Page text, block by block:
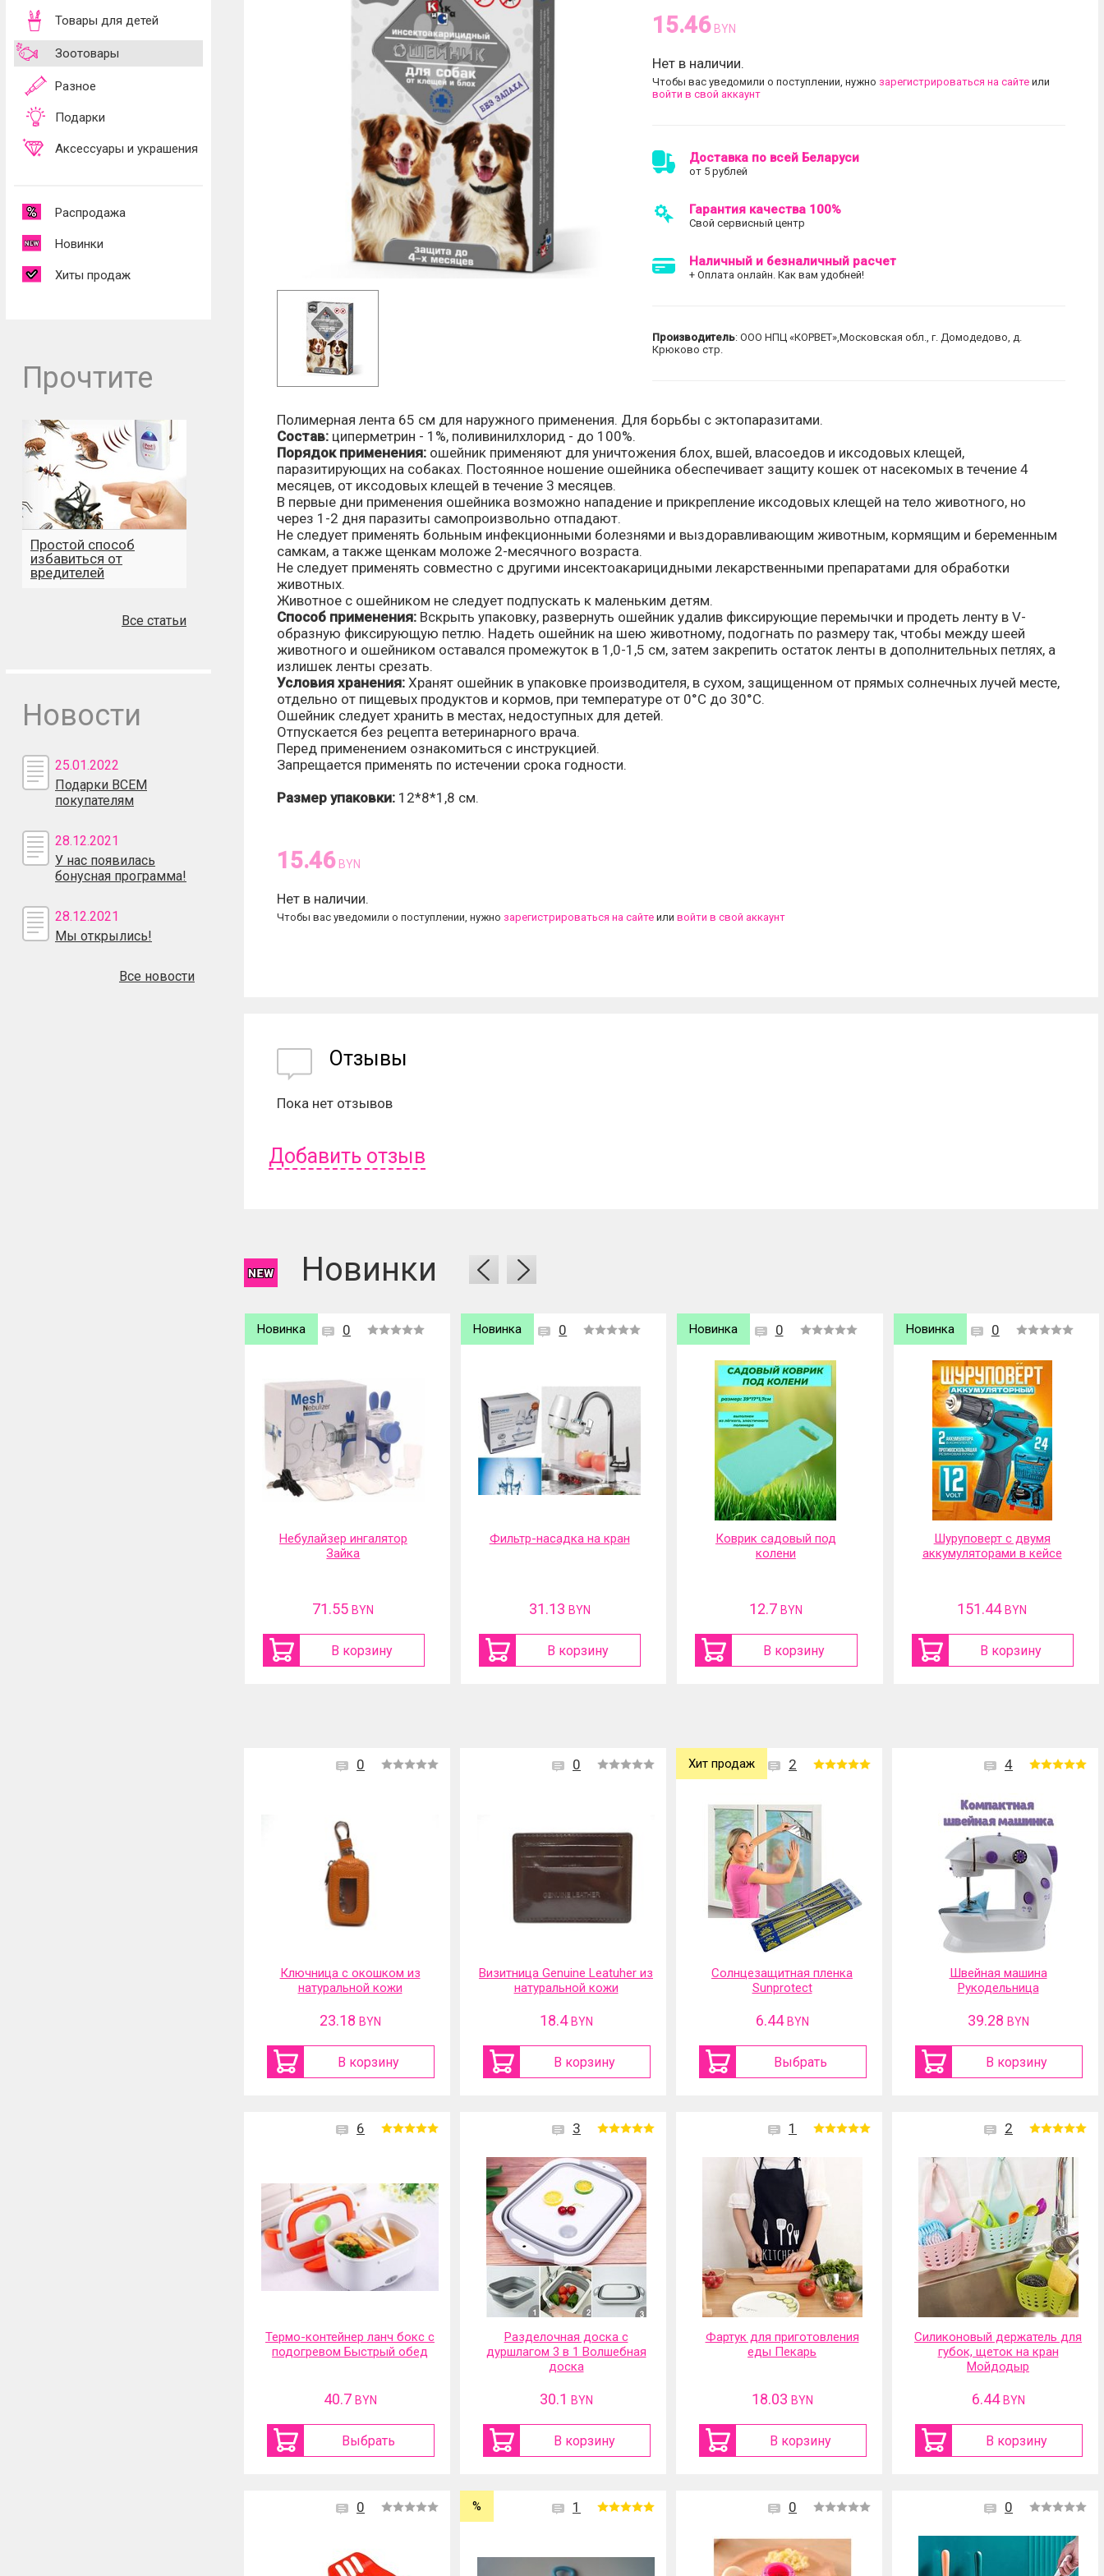
Товары для детей
Зоотовары
Разное
Подарки
Аксессуары и украшения
Распродажа
Новинки
Хиты продаж
Прочтите
Простой способ
избавиться от
вредителей
Все статьи
Новости
25.01.2022
Подарки ВСЕМ
покупателям
28.12.2021
У нас появилась
бонусная программа!
28.12.2021
Мы открылись!
Все новости
15.46 BYN
Нет в наличии.
Чтобы вас уведомили о поступлении, нужно зарегистрироваться на сайтеили
войти в свой аккаунт
Доставка по всей Беларуси
от 5 рублей
Гарантия качества 100%
Свой сервисный центр
Наличный и безналичный расчет
+ Оплата онлайн. Как вам удобней!
Производитель: ООО НПЦ «КОРВЕТ»,Московская обл., г. Домодедово, д.
Крюково стр.
Полимерная лента 65 см для наружного применения. Для борьбы с эктопаразитами.
Состав: циперметрин - 1%, поливинилхлорид - до 100%.
Порядок применения: ошейник применяют для уничтожения блох, вшей, власоедов и иксодовых клещей,
паразитирующих на собаках. Постоянное ношение ошейника обеспечивает защиту кошек от насекомых в течение 4
месяцев, от иксодовых клещей в течение 3 месяцев.
В первые дни применения ошейника возможно нападение и прикрепление иксодовых клещей на тело животного, но
через 1-2 дня паразиты самопроизвольно отпадают.
Не следует применять больным инфекционными болезнями и выздоравливающим животным, кормящим и беременным
самкам, а также щенкам моложе 2-месячного возраста.
Не следует применять совместно с другими инсектоакарицидными лекарственными препаратами для обработки
животных.
Животное с ошейником не следует подпускать к маленьким детям.
Способ применения: Вскрыть упаковку, развернуть ошейник удалив фиксирующие перемычки и продеть ленту в V-
образную фиксирующую петлю. Надеть ошейник на шею животному, подогнать по размеру так, чтобы между шеей
животного и ошейником оставался промежуток в 1,0-1,5 см, затем закрепить остаток ленты в дополнительных петлях, а
излишек ленты срезать.
Условия хранения: Хранят ошейник в упаковке производителя, в сухом, защищенном от прямых солнечных лучей месте,
отдельно от пищевых продуктов и кормов, при температуре от 0°С до 30°С.
Ошейник следует хранить в местах, недоступных для детей.
Отпускается без рецепта ветеринарного врача.
Перед применением ознакомиться с инструкцией.
Запрещается применять по истечении срока годности.
Размер упаковки: 12*8*1,8 см.
15.46 BYN
Нет в наличии.
Чтобы вас уведомили о поступлении, нужно зарегистрироваться на сайте или войти в свой аккаунт
Отзывы
Пока нет отзывов
Добавить отзыв
Новинки
0
Новинка
Фильтр-насадка на кран
31.13 BYN
В корзину
0
Новинка
Коврик садовый под
12.7BYN
В корзину
0
Новинка
Шуруповерт с двумя
аккумуляторами в кейсе
151.44BYN
В корзину
0
Хит продаж
Новинка
Портативная
аккумуляторная мойка
117.01BYN
В корзину
0
Ключница с окошком из
натуральной кожи
23.18 BYN
В корзину
0
Визитница Genuine Leatuher из
натуральной кожи
18.4BYN
В корзину
2
Хит продаж
Солнцезащитная пленка
Sunprotect
6.44BYN
Выбрать
4
Швейная машина
Рукодельница
39.28 BYN
В корзину
6
Термо-контейнер ланч бокс с
подогревом Быстрый обед
40.7 BYN
Выбрать
3
Разделочная доска с
дуршлагом 3 в 1 Волшебная
доска
30.1 BYN
В корзину
1
Фартук для приготовления
еды Пекарь
18.03 BYN
В корзину
2
Силиконовый держатель для
губок, щеток на кран
Мойдодыр
6.44BYN
В корзину
0 1
% 0 0